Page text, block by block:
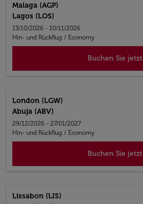
Malaga (AGP)
Lagos (LOS)
13/10/2026 - 10/11/2026
Hin- und Rückflug / Economy
Buchen Sie jetzt
London (LGW)
Abuja (ABV)
29/12/2026 - 27/01/2027
Hin- und Rückflug / Economy
Buchen Sie jetzt
Lissabon (LIS)